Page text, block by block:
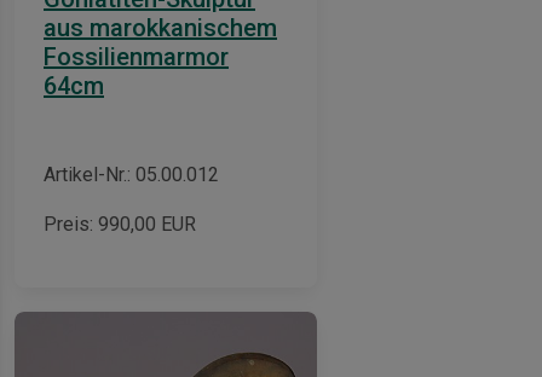
aus marokkanischem
Fossilienmarmor
64cm
Artikel-Nr.: 05.00.012
Preis: 990,00 EUR